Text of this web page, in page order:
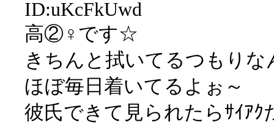
ID:uKcFkUwd
高②♀です☆
きちんと拭いてるつもりな
ほぼ毎日着いてるよぉ～
彼氏できて見られたらｻｲｱｸ